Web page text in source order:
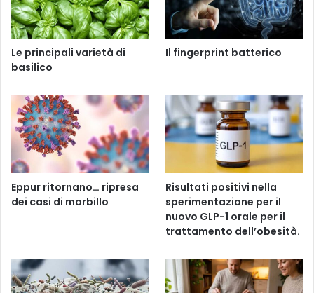
Le principali varietà di
basilico
Il fingerprint batterico
Eppur ritornano… ripresa
dei casi di morbillo
Risultati positivi nella
sperimentazione per il
nuovo GLP-1 orale per il
trattamento dell’obesità.